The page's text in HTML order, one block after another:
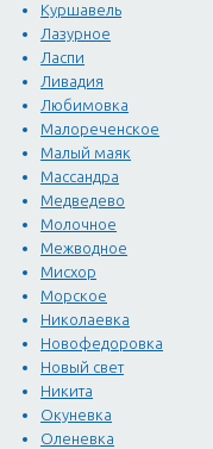
Куршавель
Лазурное
Ласпи
Ливадия
Любимовка
Малореченское
Малый маяк
Массандра
Медведево
Молочное
Межводное
Мисхор
Морское
Николаевка
Новофедоровка
Новый свет
Никита
Окуневка
Оленевка